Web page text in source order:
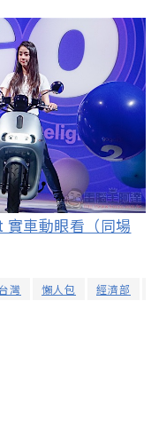
車動眼看（同場
台灣 懶人包 經濟部